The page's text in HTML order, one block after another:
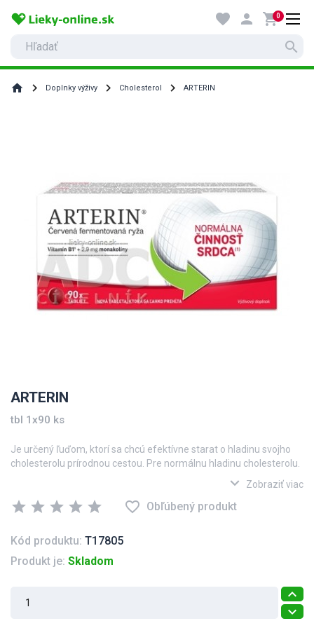
search
favorite person shopping_cart0
home Doplnky výživy Cholesterol ARTERIN
ARTERIN
tbl 1x90 ks
Je určený ľuďom, ktorí sa chcú efektívne starat o hladinu svojho
cholesterolu prírodnou cestou. Pre normálnu hladinu cholesterolu.
expand_more Zobraziť viac
star star star star star favorite_border Obľúbený produkt
Kód produktu: T17805
Produkt je: Skladom